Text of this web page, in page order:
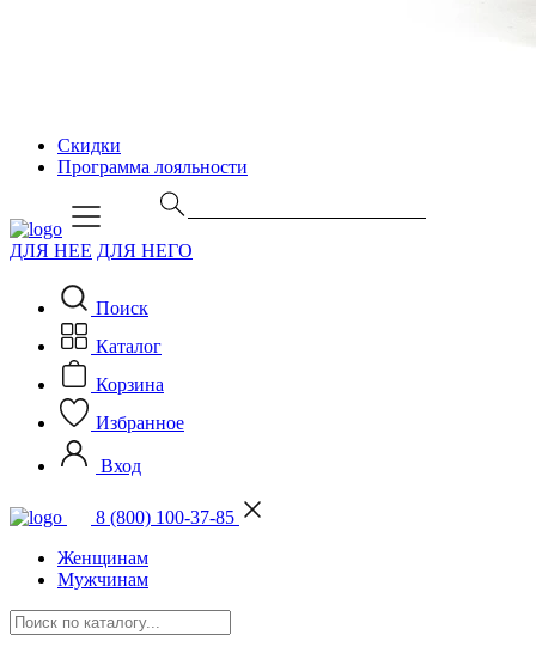
Скидки
Программа лояльности
ДЛЯ НЕЕ ДЛЯ НЕГО
Поиск
Каталог
Корзина
Избранное
Вход
8 (800) 100-37-85
Женщинам
Мужчинам